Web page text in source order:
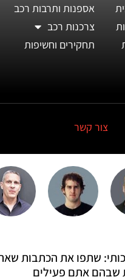
אספנות ותרבות רכב
צרכנות רכב
תחקירים וחשיפות
צור קשר
שתפו את הכתבות
שבהם אתם פעילים